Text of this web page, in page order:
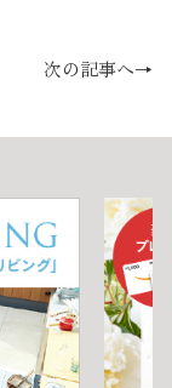
次の記事へ→